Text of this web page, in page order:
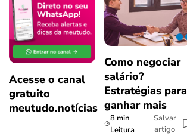
Acesse o canal
gratuito
meutudo.notícias
Como negociar
salário?
Estratégias para
ganhar mais
8 min
Leitura
Salvar
artigo